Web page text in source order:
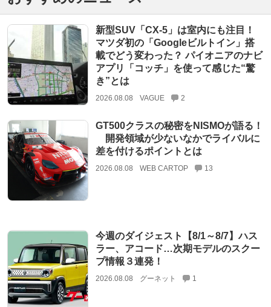
新型SUV「CX-5」は室内にも注目！
マツダ初の「Googleビルトイン」搭
載でどう変わった？ パイオニアのナビ
アプリ「コッチ」を使って感じた“驚
き”とは
2026.08.08 VAGUE 2
GT500クラスの秘密をNISMOが語る！
開発領域が少ないなかでライバルに
差を付けるポイントとは
2026.08.08 WEB CARTOP 13
今週のダイジェスト【8/1～8/7】ハス
ラー、アコード…次期モデルのスクー
プ情報３連発！
2026.08.08 グーネット 1